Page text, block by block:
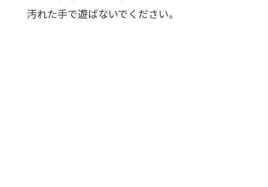
汚れた手で遊ばないでください。